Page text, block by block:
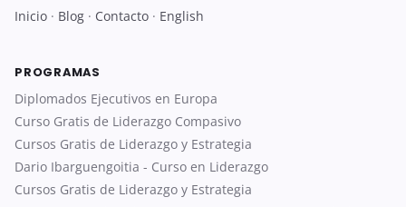
Inicio · Blog · Contacto · English
PROGRAMAS
Diplomados Ejecutivos en Europa
Curso Gratis de Liderazgo Compasivo
Cursos Gratis de Liderazgo y Estrategia
Dario Ibarguengoitia - Curso en Liderazgo
Cursos Gratis de Liderazgo y Estrategia